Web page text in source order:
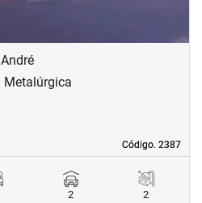
Código. 2387
Código. 2387
Metalúrgica
2
2